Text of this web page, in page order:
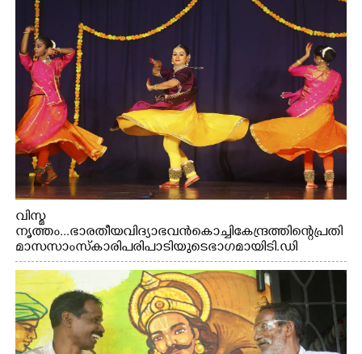
വിസ്മ
നൃത്തം...ഭാരതീയ വിദ്യാഭവൻ കൊച്ചി കേന്ദ്രത്തിന്റെ പ്രതി
മാസ സാംസ്കാരി പരിപാടിയുടെ ഭാഗമായി ടി.ഡി
റോഡിലെ ഭാരതീയ വിദ്യാഭവൻ സർദാർ പട്ടേൽ
സഭാഗൃഹത്തിൽ പ്രശസ്ത കഥക് നർത്തകി എം.
അക്ഷത അവതരിപ്പിച്ച ലയ നമൻ കഥകിൽ നിന്ന്